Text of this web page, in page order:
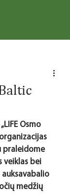
Osmo
praleidome
veiklas bei
medžių